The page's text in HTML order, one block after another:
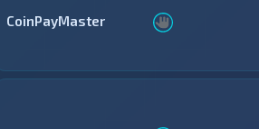
CoinPayMaster